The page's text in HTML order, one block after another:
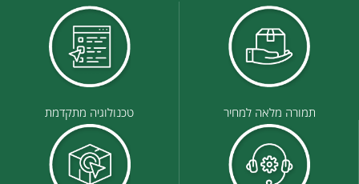
תמורה מלאה למחיר טכנולוגיה מתקדמת